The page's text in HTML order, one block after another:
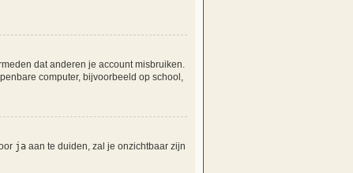
dat anderen je account misbruiken.
computer, bijvoorbeeld op school,
jaaan te duiden, zal je onzichtbaar zijn